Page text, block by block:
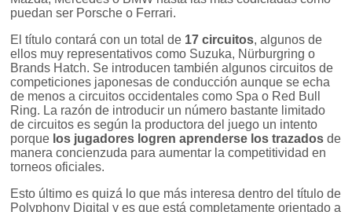
puedan ser Porsche o Ferrari.
El título contará con un total de 17 circuitos, algunos de
ellos muy representativos como Suzuka, Nürburgring o
Brands Hatch. Se introducen también algunos circuitos de
competiciones japonesas de conducción aunque se echa
de menos a circuitos occidentales como Spa o Red Bull
Ring. La razón de introducir un número bastante limitado
de circuitos es según la productora del juego un intento
porque los jugadores logren aprenderse los trazados de
manera concienzuda para aumentar la competitividad en
torneos oficiales.
Esto último es quizá lo que más interesa dentro del título de
Polyphony Digital y es que está completamente orientado a